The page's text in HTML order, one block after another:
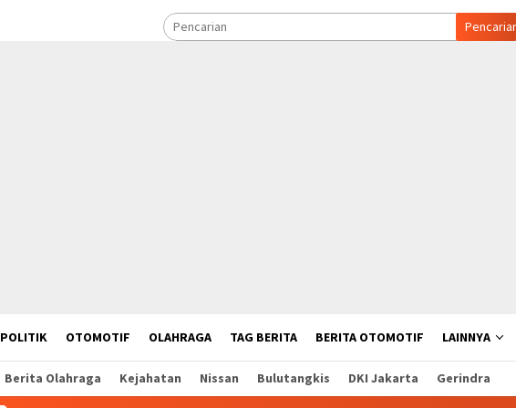
POLITIK OTOMOTIF OLAHRAGA TAG BERITA BERITA OTOMOTIF LAINNYA
Berita Olahraga Kejahatan Nissan Bulutangkis DKI Jakarta Gerindra